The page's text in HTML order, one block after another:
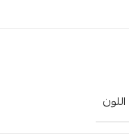
اللون